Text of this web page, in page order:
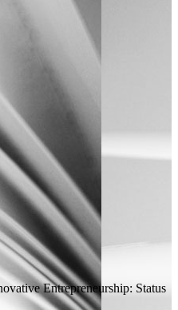
Entrepreneurship: Status